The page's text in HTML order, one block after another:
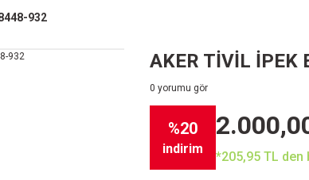
932
AKER TİVİL İPEK
0 yorumu gör
%20
indirim
*205,95 TL den